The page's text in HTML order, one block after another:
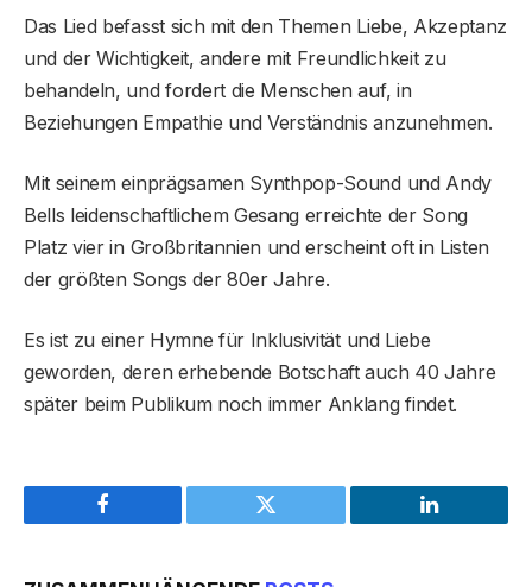
Das Lied befasst sich mit den Themen Liebe, Akzeptanz
und der Wichtigkeit, andere mit Freundlichkeit zu
behandeln, und fordert die Menschen auf, in
Beziehungen Empathie und Verständnis anzunehmen.
Mit seinem einprägsamen Synthpop-Sound und Andy
Bells leidenschaftlichem Gesang erreichte der Song
Platz vier in Großbritannien und erscheint oft in Listen
der größten Songs der 80er Jahre.
Es ist zu einer Hymne für Inklusivität und Liebe
geworden, deren erhebende Botschaft auch 40 Jahre
später beim Publikum noch immer Anklang findet.
Facebook Twitter LinkedIn